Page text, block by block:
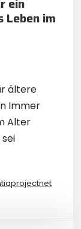
im
ältere
Immer
Alter